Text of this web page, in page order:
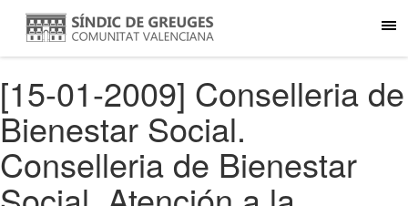
[15-01-2009] Conselleria de
Bienestar Social.
Conselleria de Bienestar